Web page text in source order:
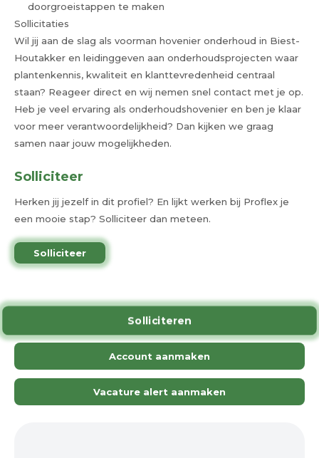
doorgroeistappen te maken
Sollicitaties
Wil jij aan de slag als voorman hovenier onderhoud in Biest-
Houtakker en leidinggeven aan onderhoudsprojecten waar
plantenkennis, kwaliteit en klanttevredenheid centraal
staan? Reageer direct en wij nemen snel contact met je op.
Heb je veel ervaring als onderhoudshovenier en ben je klaar
voor meer verantwoordelijkheid? Dan kijken we graag
samen naar jouw mogelijkheden.
Solliciteer
Herken jij jezelf in dit profiel? En lijkt werken bij Proflex je
een mooie stap? Solliciteer dan meteen.
Solliciteer
Solliciteren
Account aanmaken
Vacature alert aanmaken